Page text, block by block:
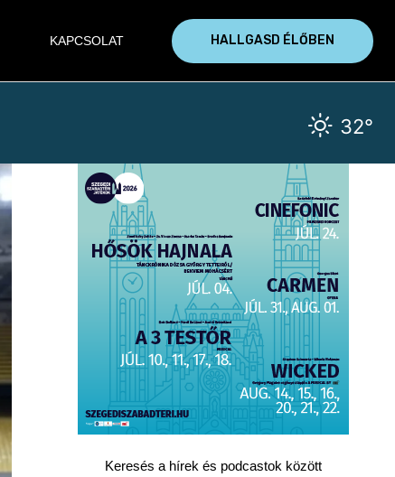
KAPCSOLAT HALLGASD ÉLŐBEN
32°
Keresés a hírek és podcastok között